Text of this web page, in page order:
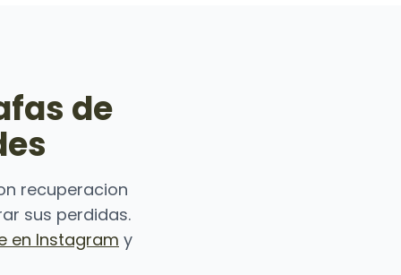
de
recuperacion
sus perdidas.
en Instagram y